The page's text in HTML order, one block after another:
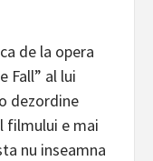
de la opera
Fall” al lui
dezordine
filmului e mai
nu inseamna